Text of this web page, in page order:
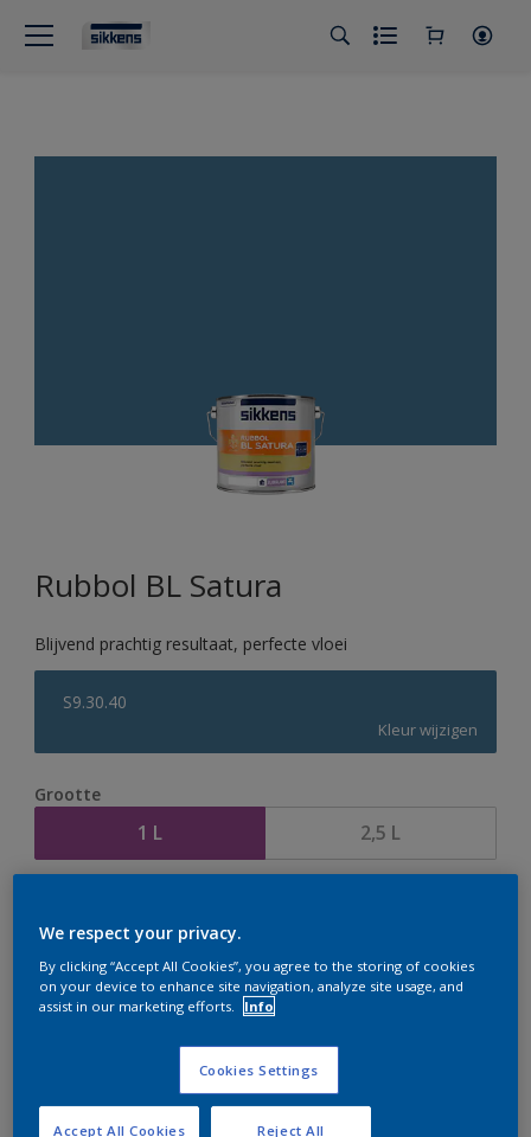
Rubbol BL Satura
Blijvend prachtig resultaat, perfecte vloei
S9.30.40
Kleur wijzigen
Grootte
1 L 2,5 L
er hard aan om de voorraad aan te vullen.
We respect your privacy.
By clicking “Accept All Cookies”, you agree to the storing of cookies
on your device to enhance site navigation, analyze site usage, and
assist in our marketing efforts.
Info
Cookies Settings
Reject All
Accept All Cookies